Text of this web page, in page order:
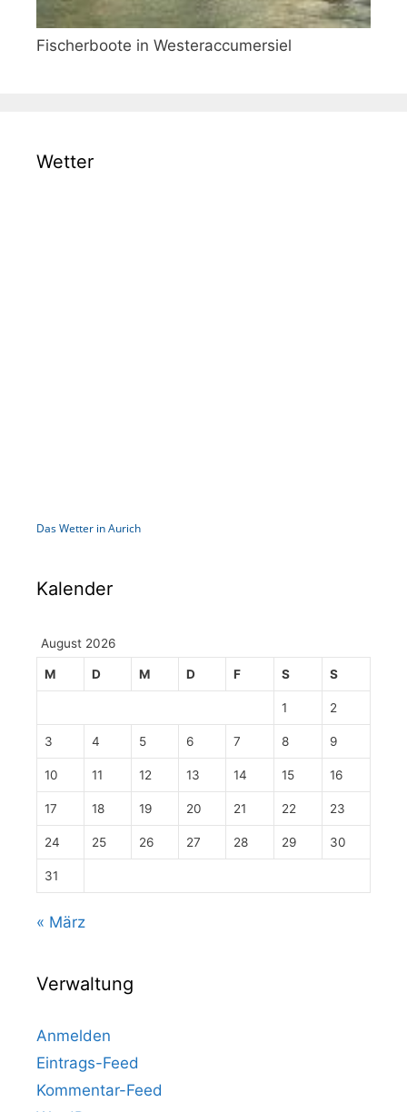
Fischerboote in Westeraccumersiel
Wetter
Das Wetter in Aurich
Kalender
August 2026
M D M D F S S
1 2
3 4 5 6 7 8 9
10 11 12 13 14 15 16
17 18 19 20 21 22 23
24 25 26 27 28 29 30
31
« März
Verwaltung
Anmelden
Eintrags-Feed
Kommentar-Feed